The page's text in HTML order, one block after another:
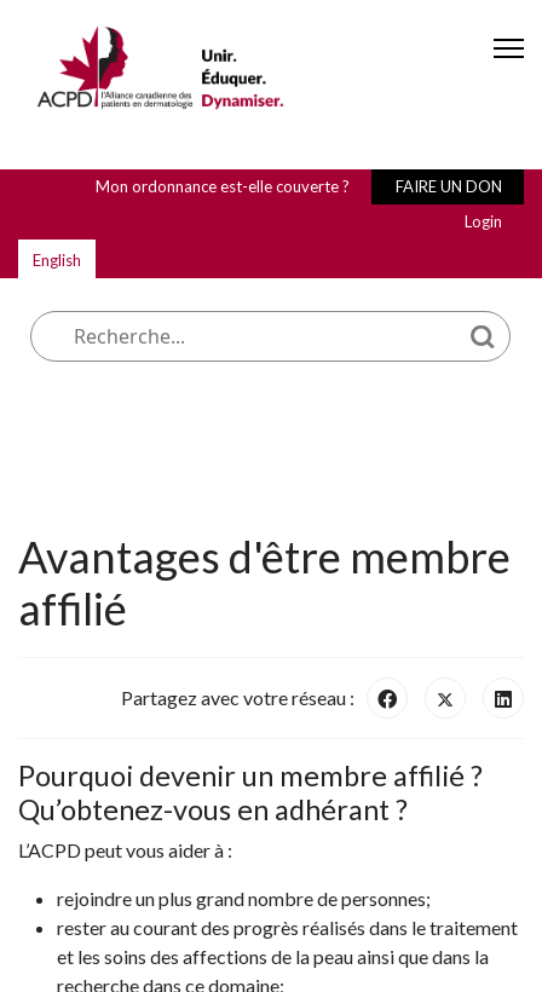
Mon ordonnance est-elle couverte ?
FAIRE UN DON
Login
English
Que cherchez-vous
Avantages d'être membre
affilié
Partagez avec votre réseau :
Pourquoi devenir un membre affilié ?
Qu’obtenez-vous en adhérant ?
L’ACPD peut vous aider à :
rejoindre un plus grand nombre de personnes;
rester au courant des progrès réalisés dans le traitement
et les soins des affections de la peau ainsi que dans la
recherche dans ce domaine;